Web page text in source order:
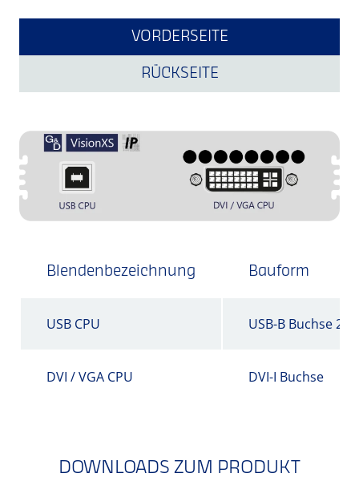
VORDERSEITE
RÜCKSEITE
Blendenbezeichnung Bauform
USB CPU USB-B Buchse 2.0
DVI / VGA CPU DVI-I Buchse
DOWNLOADS ZUM PRODUKT